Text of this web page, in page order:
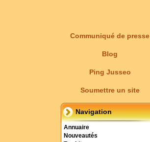
Communiqué de presse
Blog
Ping Jusseo
Soumettre un site
Navigation
Annuaire
Nouveautés